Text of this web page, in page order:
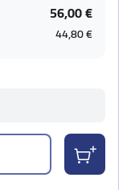
56,00 €
44,80 €